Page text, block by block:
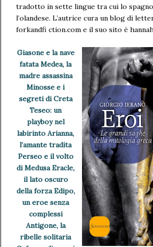
tradotto in sette lingue tra cui lo
l’olandese. L’autrice cura un blog di
forkandfi ction.com e il suo sito è
Giasone e la nave
fatata Medea, la
madre assassina
Minosse e i
segreti di Creta
Teseo: un
playboy nel
labirinto Arianna,
l’amante tradita
Perseo e il volto
di Medusa Eracle,
il lato oscuro
della forza Edipo,
un eroe senza
complessi
Antigone, la
ribelle solitaria